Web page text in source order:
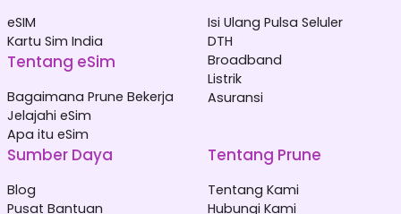
eSIM
Kartu Sim India
Tentang eSim
Bagaimana Prune Bekerja
Jelajahi eSim
Apa itu eSim
Isi Ulang Pulsa Seluler
DTH
Broadband
Listrik
Asuransi
Sumber Daya
Blog
Pusat Bantuan
Tentang Prune
Tentang Kami
Hubungi Kami